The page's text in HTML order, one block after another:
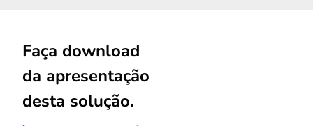
Faça download
da apresentação
desta solução.